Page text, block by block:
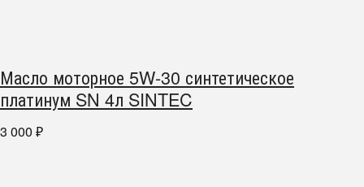
Масло моторное 5W-30 синтетическое
платинум SN 4л SINTEC
3 000 ₽